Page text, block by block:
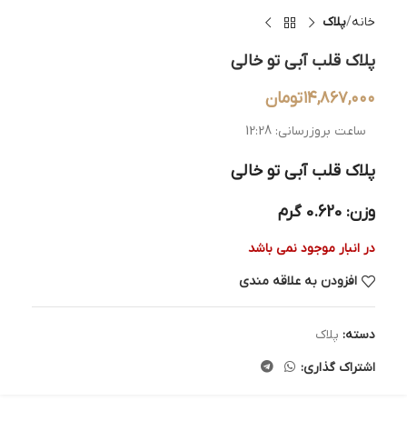
خانه پلاک
پلاک قلب آبی تو خالی
۱۴,۸۶۷,۰۰۰تومان
ساعت بروزرسانی: 12:28
پلاک قلب آبی تو خالی
وزن: 0.620 گرم
در انبار موجود نمی باشد
افزودن به علاقه مندی
دسته: پلاک
اشتراک گذاری: